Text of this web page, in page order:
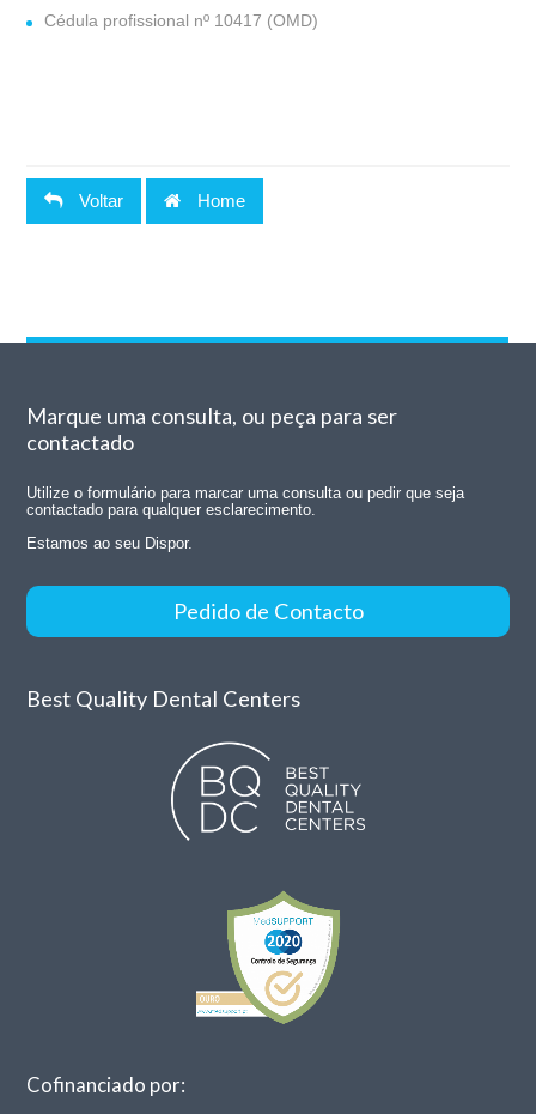
Cédula profissional nº 10417 (OMD)
Voltar Home
Marque uma consulta, ou peça para ser
contactado
Utilize o formulário para marcar uma consulta ou pedir que seja
contactado para qualquer esclarecimento.
Estamos ao seu Dispor.
Pedido de Contacto
Best Quality Dental Centers
Cofinanciado por: